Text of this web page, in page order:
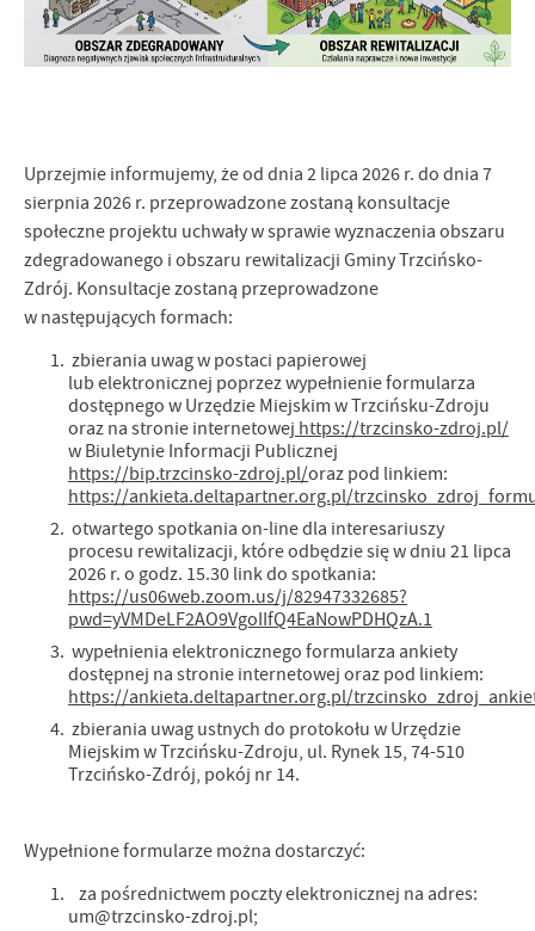
Uprzejmie informujemy, że od dnia 2 lipca 2026 r. do dnia 7
sierpnia 2026 r. przeprowadzone zostaną konsultacje
społeczne projektu uchwały w sprawie wyznaczenia obszaru
zdegradowanego i obszaru rewitalizacji Gminy Trzcińsko-
Zdrój. Konsultacje zostaną przeprowadzone
w następujących formach:
zbierania uwag w postaci papierowej
lub elektronicznej poprzez wypełnienie formularza
dostępnego w Urzędzie Miejskim w Trzcińsku-Zdroju
oraz na stronie internetowej https://trzcinsko-zdroj.pl/
w Biuletynie Informacji Publicznej
https://bip.trzcinsko-zdroj.pl/oraz pod linkiem:
https://ankieta.deltapartner.org.pl/
otwartego spotkania on-line dla interesariuszy
procesu rewitalizacji, które odbędzie się w dniu 21 lipca
2026 r. o godz. 15.30 link do spotkania:
https://us06web.zoom.us/j/82947332685?
pwd=yVMDeLF2AO9VgoIIfQ4EaNowPDHQzA.1
wypełnienia elektronicznego formularza ankiety
dostępnej na stronie internetowej oraz pod linkiem:
https://ankieta.deltapartner.org.pl/
zbierania uwag ustnych do protokołu w Urzędzie
Miejskim w Trzcińsku-Zdroju, ul. Rynek 15, 74-510
Trzcińsko-Zdrój, pokój nr 14.
Wypełnione formularze można dostarczyć:
za pośrednictwem poczty elektronicznej na adres:
um@trzcinsko-zdroj.pl;
prezentujących nasze treści w postaci wiadomości, ofert, komunikatów
społecznościowych.